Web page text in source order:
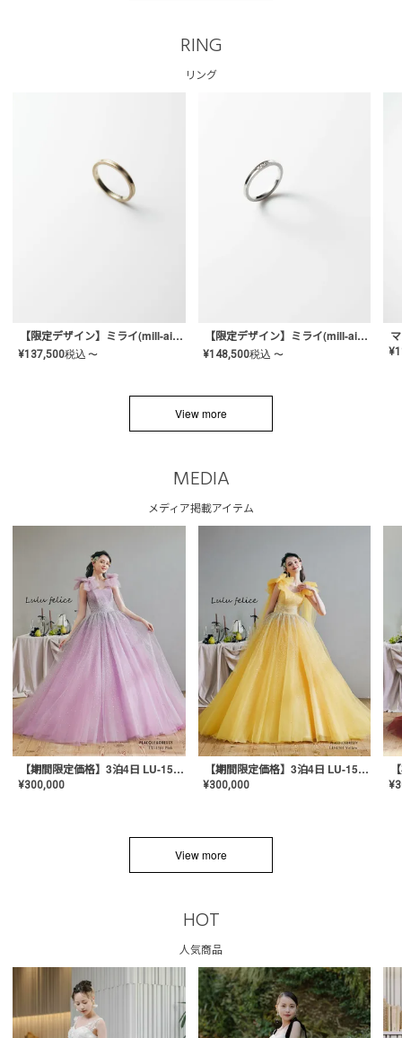
RING
リング
【限定デザイン】ミライ(mill-ai)リング
¥137,500税込 〜
【限定デザイン】ミライ(mill-ai)リング
¥148,500税込 〜 ¥
View more
MEDIA
メディア掲載アイテム
【期間限定価格】3泊4日 LU-1501(Pink)
¥300,000
【期間限定価格】3泊4日 LU-1501(Yellow)
¥300,000 ¥
View more
HOT
人気商品